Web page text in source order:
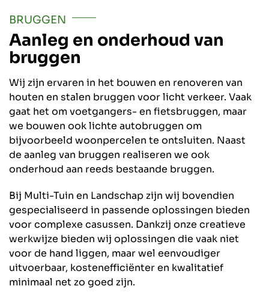
BRUGGEN
Aanleg en onderhoud van
bruggen
Wij zijn ervaren in het bouwen en renoveren van
houten en stalen bruggen voor licht verkeer. Vaak
gaat het om voetgangers- en fietsbruggen, maar
we bouwen ook lichte autobruggen om
bijvoorbeeld woonpercelen te ontsluiten. Naast
de aanleg van bruggen realiseren we ook
onderhoud aan reeds bestaande bruggen.
Bij Multi-Tuin en Landschap zijn wij bovendien
gespecialiseerd in passende oplossingen bieden
voor complexe casussen. Dankzij onze creatieve
werkwijze bieden wij oplossingen die vaak niet
voor de hand liggen, maar wel eenvoudiger
uitvoerbaar, kostenefficiënter en kwalitatief
minimaal net zo goed zijn.